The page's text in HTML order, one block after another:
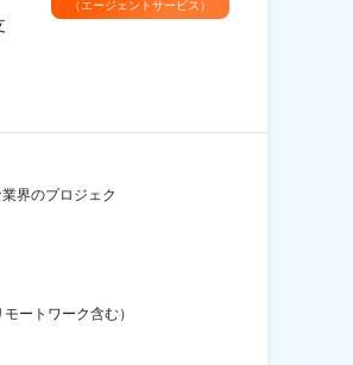
（エージェントサービス）
界のプロジェク
ートワーク含む）